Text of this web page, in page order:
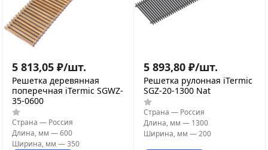
5 813,05 ₽/шт.
Решетка деревянная
поперечная iTermic SGWZ-
35-0600
Страна — Россия
Длина, мм —600
Ширина, мм —350
5 893,80 ₽/шт.
Решетка рулонная iTermic
SGZ-20-1300 Nat
Страна — Россия
Длина, мм — 1300
Ширина, мм —200